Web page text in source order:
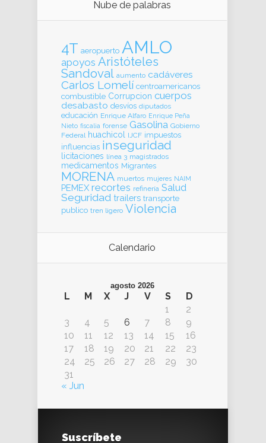
Nube de palabras
4T aeropuerto AMLO
apoyos Aristóteles
Sandoval aumento cadáveres
Carlos Lomelí centroamericanos
combustible Corrupcion cuerpos
desabasto desvíos diputados
educación Enrique Alfaro Enrique Peña
Nieto fiscalia forense Gasolina Gobierno
Federal huachicol IJCF impuestos
influencias inseguridad
licitaciones línea 3 magistrados
medicamentos Migrantes
MORENA muertos mujeres NAIM
PEMEX recortes refinería Salud
Seguridad trailers transporte
publico tren ligero Violencia
Calendario
agosto 2026
L M X J V S
D
1
2
3
4 5 6 7 8
9
10
11 12 13 14 15
16
17
18 19 20 21 22
23
24
25 26 27 28 29
30
31
« Jun
Suscríbete